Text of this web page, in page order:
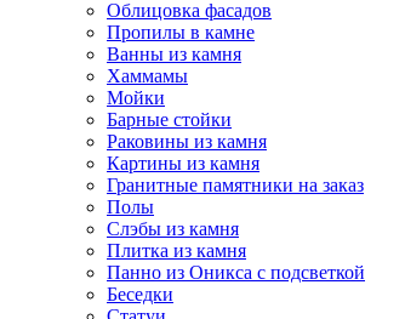
Облицовка фасадов
Пропилы в камне
Ванны из камня
Хаммамы
Мойки
Барные стойки
Раковины из камня
Картины из камня
Гранитные памятники на заказ
Полы
Слэбы из камня
Плитка из камня
Панно из Оникса с подсветкой
Беседки